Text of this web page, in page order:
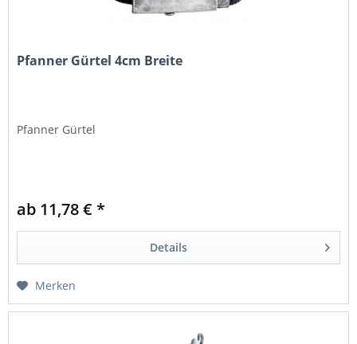
Pfanner Gürtel 4cm Breite
Pfanner Gürtel
ab 11,78 € *
Details
Merken